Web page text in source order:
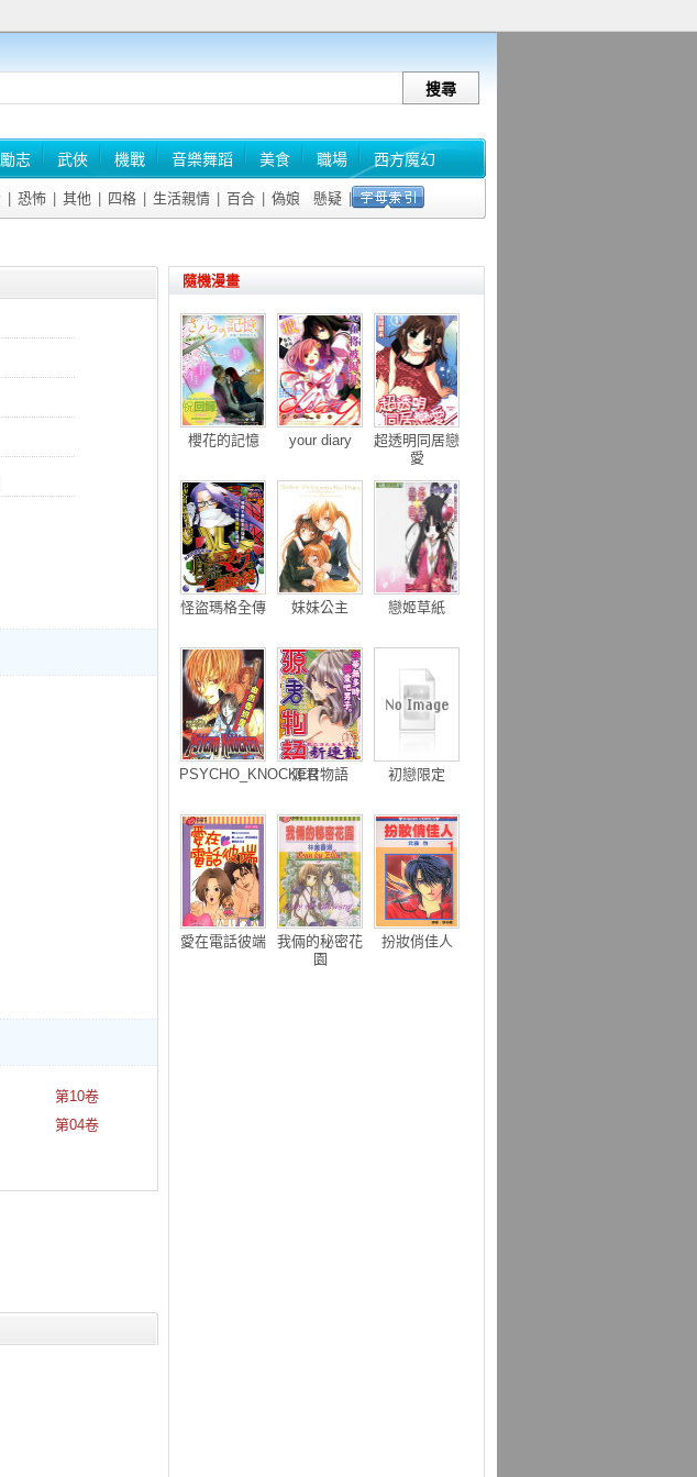
勵志 武俠 機戰 音樂舞蹈 美食 職場 西方魔幻
恐怖 其他 四格 生活親情 百合 偽娘 懸疑
第10卷
第04卷
隨機漫畫
櫻花的記憶 your diary
超透明同居戀
愛
怪盜瑪格全傳 妹妹公主 戀姬草紙
PSYCHO_KNOCKER源君物語 初戀限定
愛在電話彼端
我倆的秘密花
園
扮妝俏佳人